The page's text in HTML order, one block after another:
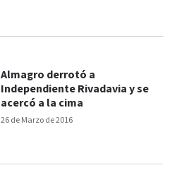
26 de Marzo de 2016
Almagro derrotó a
Independiente Rivadavia y se
acercó a la cima